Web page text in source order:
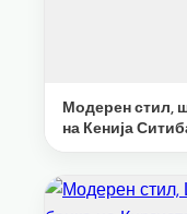
Модерен стил,
на Кенија